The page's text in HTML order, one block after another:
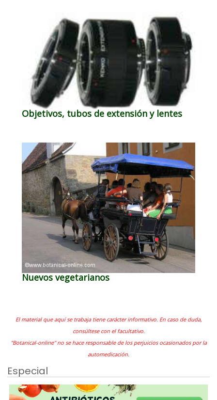
Objetivos, tubos de extensión y lentes
Nuevos vegetarianos
El material que aquí se trabaja tiene carácter informativo. En caso de duda,
consúltese con el facultativo.
"Botanical-online" no se hace responsable de los perjuicios ocasionados por la
automedicación.
Especial